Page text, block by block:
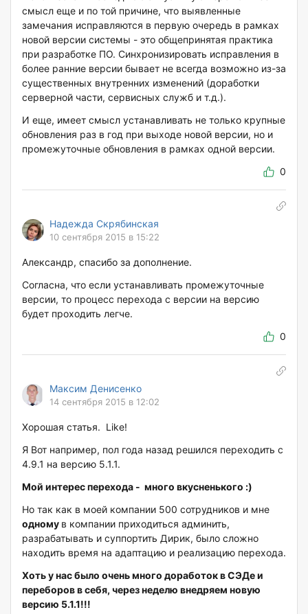
смысл еще и по той причине, что выявленные
замечания исправляются в первую очередь в рамках
новой версии системы - это общепринятая практика
при разработке ПО. Синхронизировать исправления в
более ранние версии бывает не всегда возможно из-за
существенных внутренних изменений (доработки
серверной части, сервисных служб и т.д.).
И еще, имеет смысл устанавливать не только крупные
обновления раз в год при выходе новой версии, но и
промежуточные обновления в рамках одной версии.
0
Надежда Скрябинская
10 сентября 2015 в 15:22
Александр, спасибо за дополнение.
Согласна, что если устанавливать промежуточные
версии, то процесс перехода с версии на версию
будет проходить легче.
0
Максим Денисенко
14 сентября 2015 в 12:02
Хорошая статья. Like!
Я Вот например, пол года назад решился переходить с
4.9.1 на версию 5.1.1.
Мой интерес перехода - много вкусненького :)
Но так как в моей компании 500 сотрудников и мне
одному в компании приходиться админить,
разрабатывать и суппортить Дирик, было сложно
находить время на адаптацию и реализацию перехода.
Хоть у нас было очень много доработок в СЭДе и
переборов в себя, через неделю внедряем новую
версию 5.1.1!!!